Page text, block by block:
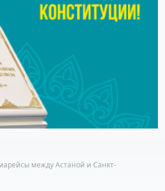
между Астаной и Санкт-